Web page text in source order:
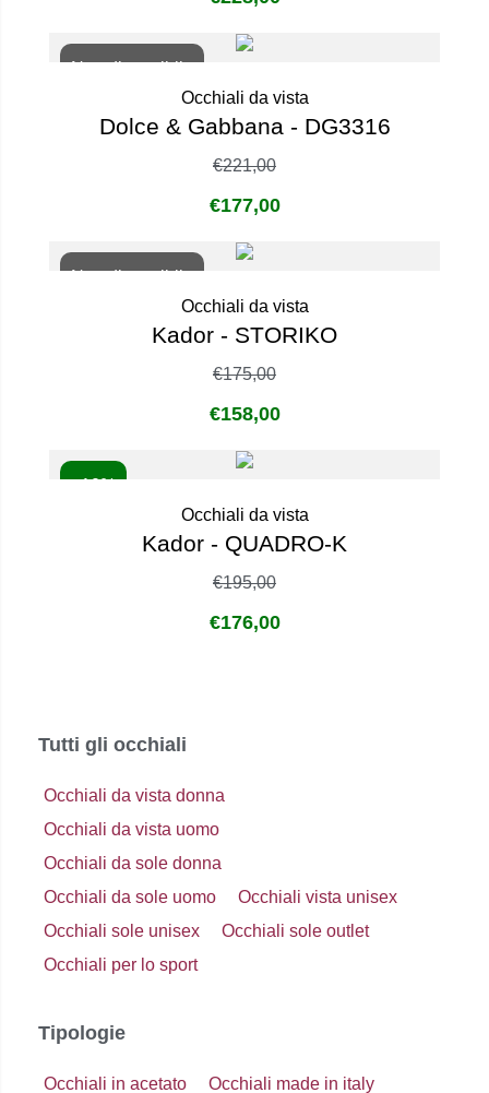
Non disponibile
Occhiali da vista
Dolce & Gabbana - DG3316
€221,00
€177,00
Non disponibile
Occhiali da vista
Kador - STORIKO
€175,00
€158,00
- 10%
Occhiali da vista
Kador - QUADRO-K
€195,00
€176,00
Tutti gli occhiali
Occhiali da vista donna
Occhiali da vista uomo
Occhiali da sole donna
Occhiali da sole uomo
Occhiali vista unisex
Occhiali sole unisex
Occhiali sole outlet
Occhiali per lo sport
Tipologie
Occhiali in acetato
Occhiali made in italy